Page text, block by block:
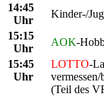
14:45
Uhr
Kinder-/
15:15
Uhr
AOK-
15:45
Uhr
LOTTO-
(Teil des